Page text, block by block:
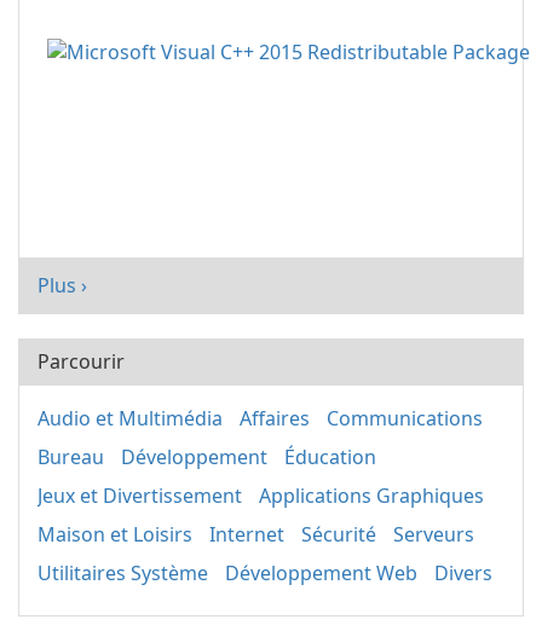
Plus ›
Parcourir
Audio et Multimédia Affaires
Communications
Bureau
Développement
Éducation
Jeux et Divertissement
Applications Graphiques
Maison et Loisirs
Internet Sécurité
Serveurs
Utilitaires Système
Développement Web Divers